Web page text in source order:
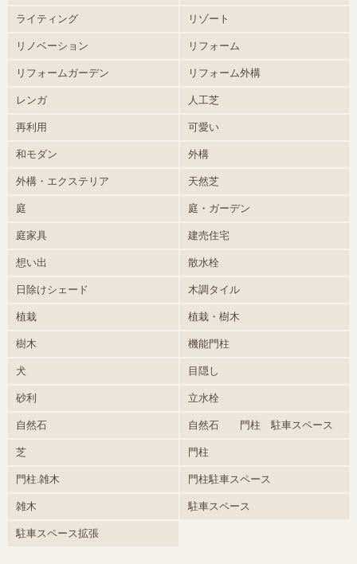
ライティング リゾート
リノベーション リフォーム
リフォームガーデン リフォーム外構
レンガ 人工芝
再利用 可愛い
和モダン 外構
外構・エクステリア 天然芝
庭 庭・ガーデン
庭家具 建売住宅
想い出 散水栓
日除けシェード 木調タイル
植栽 植栽・樹木
樹木 機能門柱
犬 目隠し
砂利 立水栓
自然石 自然石 門柱 駐車スペース
芝 門柱
門柱.雑木 門柱駐車スペース
雑木 駐車スペース
駐車スペース拡張